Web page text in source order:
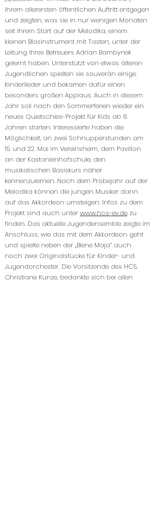
ihrem allerersten öffentlichen Auftritt entgegen
und zeigten, was sie in nur wenigen Monaten
seit ihrem Start auf der Melodika, einem
kleinen Blasinstrument mit Tasten, unter der
Leitung ihres Betreuers Adrian Bambynek
gelernt haben. Unterstützt von etwas älteren
Jugendlichen spielten sie souverän einige
Kinderlieder und bekamen dafür einen
besonders großen Applaus. Auch in diesem
Jahr soll nach den Sommerferien wieder ein
neues Quietschies-Projekt für Kids ab 6
Jahren starten. Interessierte haben die
Möglichkeit, an zwei Schnupperstunden am
15. und 22. Mai im Vereinsheim, dem Pavillon
an der Kastanienhofschule, den
musikalischen Basiskurs näher
kennenzulernen. Nach dem Probejahr auf der
Melodika können die jungen Musiker dann
auf das Akkordeon umsteigen. Infos zu dem
Projekt sind auch unter www.hcs-ev.de zu
finden. Das aktuelle Jugendensemble zeigte im
Anschluss, wie das mit dem Akkordeon geht
und spielte neben der „Biene Maja“ auch
noch zwei Originalstücke für Kinder- und
Jugendorchester. Die Vorsitzende des HCS,
Christiane Kunze, bedankte sich bei allen